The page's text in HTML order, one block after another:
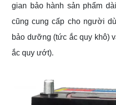
gian bảo hành sản phẩm
cũng cung cấp cho người
bảo dưỡng (tức ắc quy khô)
ắc quy ướt).